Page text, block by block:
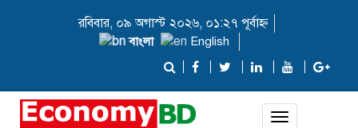
রবিবার, ০৯ অগাস্ট ২০২৬, ০১:২৭ পূর্বাহ্ন
বাংলা English
Toggle